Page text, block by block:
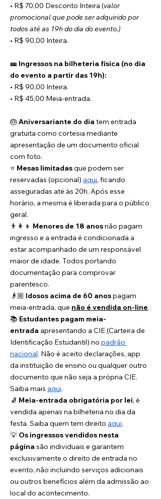
• R$ 70,00 Desconto Inteira (valor
promocional que pode ser adquirido por
todos até as 19h do dia do evento.)
• R$ 90,00 Inteira.
🎫 Ingressos na bilheteria física (no dia
do evento a partir das 19h):
• R$ 90,00 Inteira.
• R$ 45,00 Meia-entrada.
🎂 Aniversariante do dia tem entrada
gratuita como cortesia mediante
apresentação de um documento oficial
com foto.
⭐️ Mesas limitadas que podem ser
reservadas (opcional) aqui, ficando
asseguradas até às 20h. Após esse
horário, a mesma é liberada para o público
geral.
👨‍👩‍👦 Menores de 18 anos não pagam
ingresso e a entrada é condicionada a
estar acompanhado de um responsável
maior de idade. Todos portando
documentação para comprovar
parentesco.
👴🏼 Idosos acima de 60 anos pagam
meia-entrada, que não é vendida on-line.
📚 Estudantes pagam meia-
entrada apresentando a CIE (Carteira de
Identificação Estudantil) no padrão
nacional. Não é aceito declarações, app
da instituição de ensino ou qualquer outro
documento que não seja a própria CIE.
Saiba mais aqui.
🧦 Meia-entrada obrigatória por lei, é
vendida apenas na bilheteria no dia da
festa. Saiba quem tem direito aqui.
💡 Os ingressos vendidos nesta
página são individuais e garantem
exclusivamente o direito de entrada no
evento, não incluindo serviços adicionais
ou outros benefícios além da admissão ao
local do acontecimento.